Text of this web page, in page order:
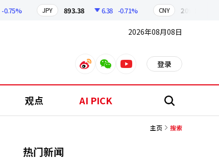
JPY 893.38 6.38 -0.71% CNY 209.17
2026年08月08日
weiboweixinyoutube 登录
观点 AI PICK 搜
主页 搜索
热门新闻